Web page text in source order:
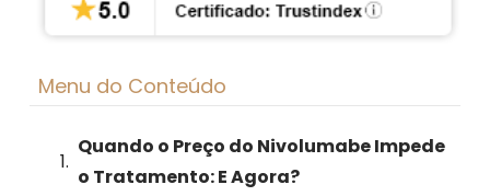
Menu do Conteúdo
Quando o Preço do Nivolumabe Impede
o Tratamento: E Agora?